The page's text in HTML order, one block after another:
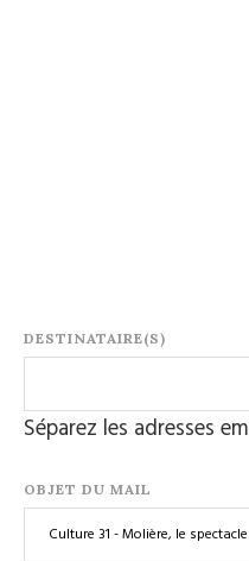
DESTINATAIRE(S)
Séparez les adresses
OBJET DU MAIL